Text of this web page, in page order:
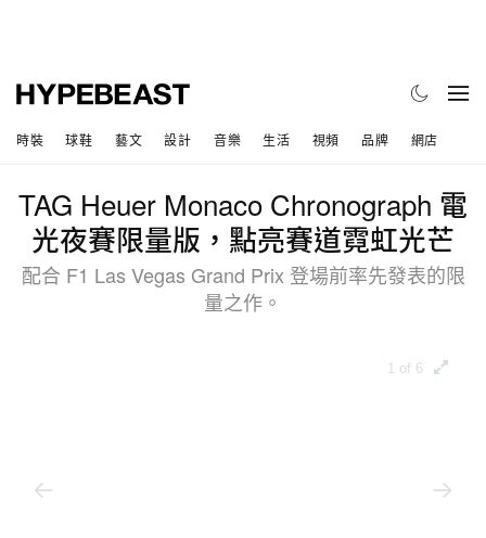
時裝 球鞋 藝文 設計 音樂 生活 視頻 品牌 網店
TAG Heuer Monaco Chronograph 電
光夜賽限量版，點亮賽道霓虹光芒
配合 F1 Las Vegas Grand Prix 登場前率先發表的限
量之作。
1 of 6